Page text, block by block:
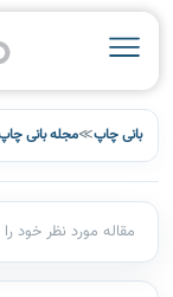
بانی چاپ≫مجله بانی